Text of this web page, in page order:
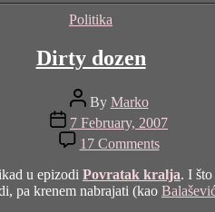
Categories
Politika
Dirty dozen
Post
author
By Marko
Post
date
7 February, 2007
17 Commentson
Dirty
dozen
u epizodi Povratak kralja. I
pa krenem nabrajati (kao